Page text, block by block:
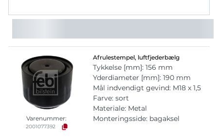
Varenummer:
2001077392
Afrulestempel, luftfjederbælg
Tykkelse [mm]: 156 mm
Yderdiameter [mm]: 190 mm
Mål indvendigt gevind: M18 x 1,5
Farve: sort
Materiale: Metal
Monteringsside: bagaksel